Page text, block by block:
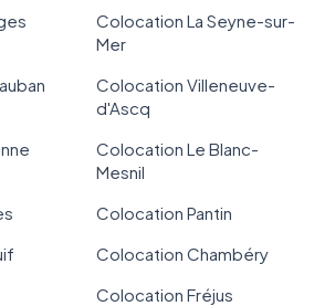
Colocation La Seyne-sur-
Mer
Colocation Villeneuve-
d'Ascq
Colocation Le Blanc-
Mesnil
Colocation Pantin
Colocation Chambéry
Colocation Fréjus